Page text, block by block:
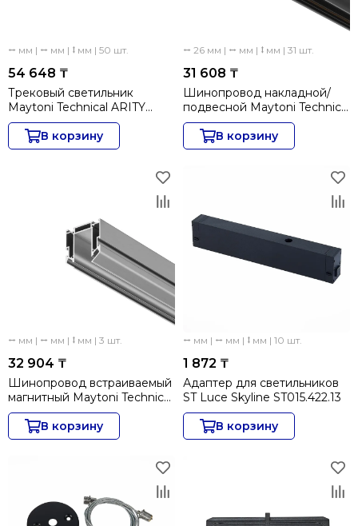
⭤ мм | ⭤ мм | ⭥ мм | 50 шт.
54 648 ₸
Трековый светильник
Maytoni Technical ARITY
Basis TR238-1-12W3K-B
В корзину
⭤ 26 мм | ⭤ мм | ⭥ мм | 31 шт.
31 608 ₸
Шинопровод накладной/
подвесной Maytoni Technical
Busbar trunkings Basity
TRX172-R-112B
В корзину
⭤ мм | ⭤ мм | ⭥ мм | 3 шт.
32 904 ₸
Шинопровод встраиваемый
магнитный Maytoni Technical
Exility Busbar TRA034MP-
212S
В корзину
⭤ мм | ⭤ мм | ⭥ мм | 10 шт.
1 872 ₸
Адаптер для светильников
ST Luce Skyline ST015.422.13
В корзину